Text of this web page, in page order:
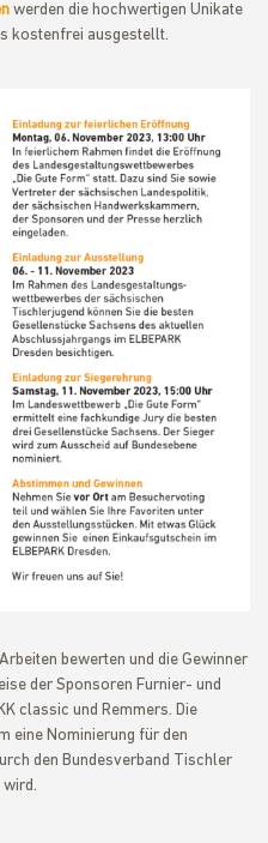
werden die hochwertigen Unikate
kostenfrei ausgestellt.
bewerten und die Gewinner
der Sponsoren Furnier- und
classic und Remmers. Die
eine Nominierung für den
den Bundesverband Tischler